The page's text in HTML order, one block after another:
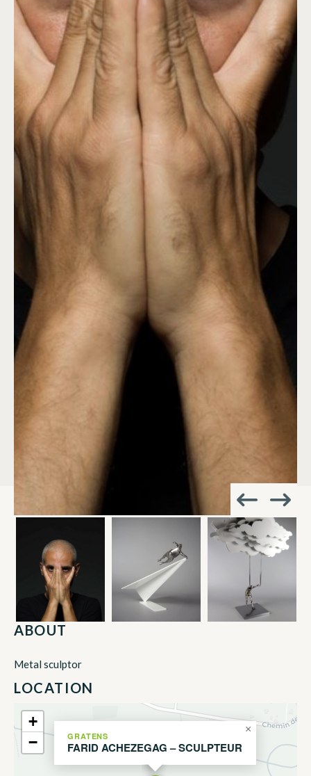
ABOUT
Metal sculptor
LOCATION
GRATENS
FARID ACHEZEGAG – SCULPTEUR
×
+
−